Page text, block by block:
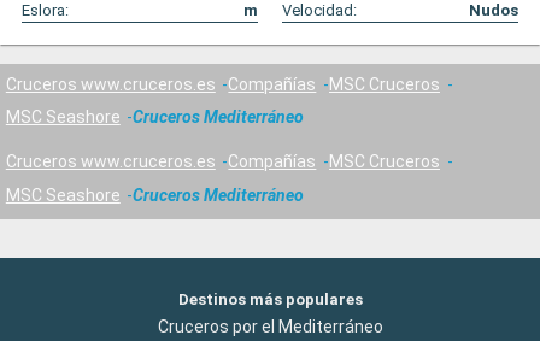
Eslora:
m Velocidad: Nudos
Cruceros www.cruceros.es Compañías
MSC Cruceros
MSC Seashore
Cruceros Mediterráneo
Cruceros www.cruceros.es Compañías
MSC Cruceros
MSC Seashore
Cruceros Mediterráneo
Destinos más populares
Cruceros por el Mediterráneo